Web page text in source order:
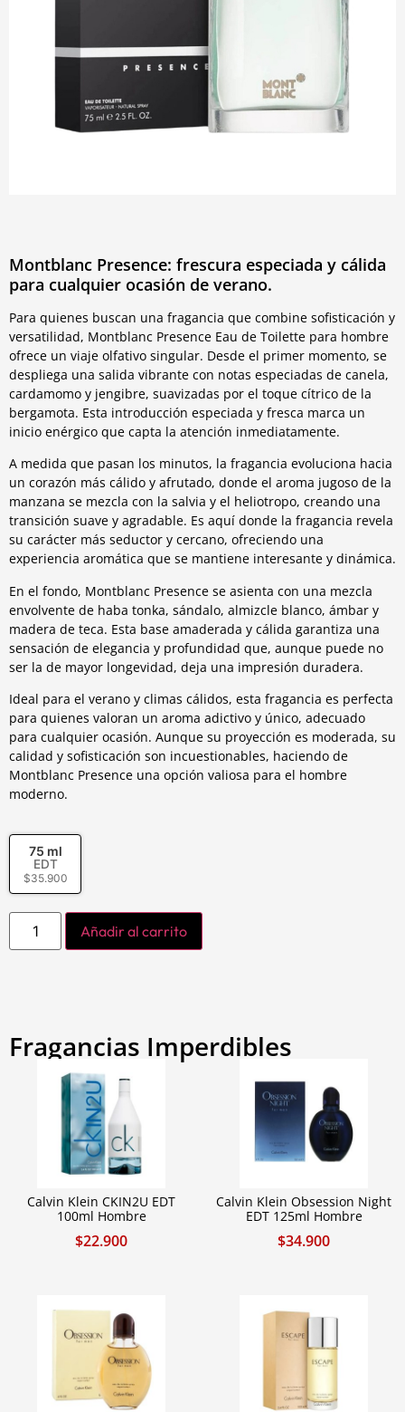
Montblanc Presence: frescura especiada y cálida
para cualquier ocasión de verano.
Para quienes buscan una fragancia que combine sofisticación y
versatilidad, Montblanc Presence Eau de Toilette para hombre
ofrece un viaje olfativo singular. Desde el primer momento, se
despliega una salida vibrante con notas especiadas de canela,
cardamomo y jengibre, suavizadas por el toque cítrico de la
bergamota. Esta introducción especiada y fresca marca un
inicio enérgico que capta la atención inmediatamente.
A medida que pasan los minutos, la fragancia evoluciona hacia
un corazón más cálido y afrutado, donde el aroma jugoso de la
manzana se mezcla con la salvia y el heliotropo, creando una
transición suave y agradable. Es aquí donde la fragancia revela
su carácter más seductor y cercano, ofreciendo una
experiencia aromática que se mantiene interesante y dinámica.
En el fondo, Montblanc Presence se asienta con una mezcla
envolvente de haba tonka, sándalo, almizcle blanco, ámbar y
madera de teca. Esta base amaderada y cálida garantiza una
sensación de elegancia y profundidad que, aunque puede no
ser la de mayor longevidad, deja una impresión duradera.
Ideal para el verano y climas cálidos, esta fragancia es perfecta
para quienes valoran un aroma adictivo y único, adecuado
para cualquier ocasión. Aunque su proyección es moderada, su
calidad y sofisticación son incuestionables, haciendo de
Montblanc Presence una opción valiosa para el hombre
moderno.
75 ml
EDT
$35.900
Añadir al carrito
Fragancias Imperdibles
Calvin Klein CKIN2U EDT
100ml Hombre
$22.900
Calvin Klein Obsession Night
EDT 125ml Hombre
$34.900